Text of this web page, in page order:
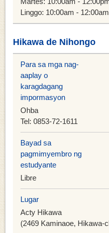
Linggo: 10:00am - 12:00am
Hikawa de Nihongo
Para sa mga nag-
aaplay o
karagdagang
impormasyon
Ohba
Tel: 0853-72-1611
Bayad sa
pagmimyembro ng
estudyante
Libre
Lugar
Acty Hikawa
(2469 Kaminaoe, Hikawa-